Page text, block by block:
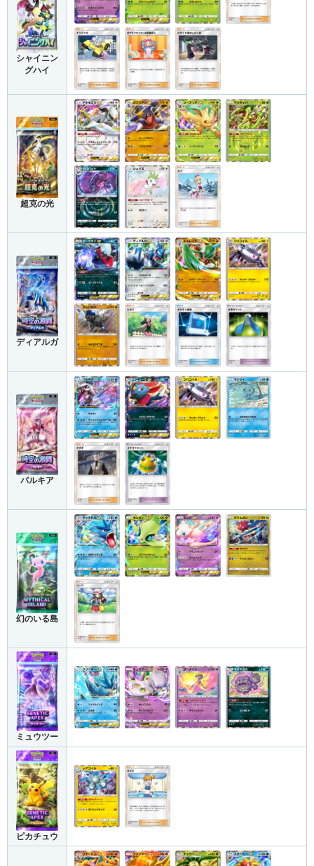
シャイニン
グハイ
超克の光
ディアルガ
パルキア
幻のいる島
ミュウツー
ピカチュウ